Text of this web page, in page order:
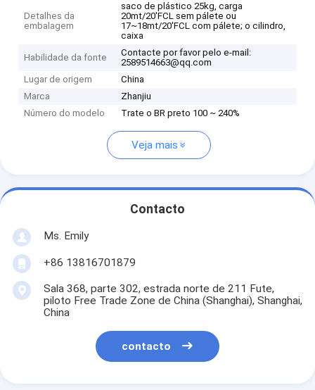
Detalhes da
embalagem
saco de plástico 25kg, carga
20mt/20'FCL sem pálete ou
17~18mt/20'FCL com pálete; o cilindro,
caixa
Habilidade da fonte
Contacte por favor pelo e-mail:
2589514663@qq.com
Lugar de origem
China
Marca
Zhanjiu
Número do modelo
Trate o BR preto 100 ~ 240%
Veja mais
Contacto
Ms. Emily
+86 13816701879
Sala 368, parte 302, estrada norte de 211 Fute,
piloto Free Trade Zone de China (Shanghai), Shanghai,
China
contacto